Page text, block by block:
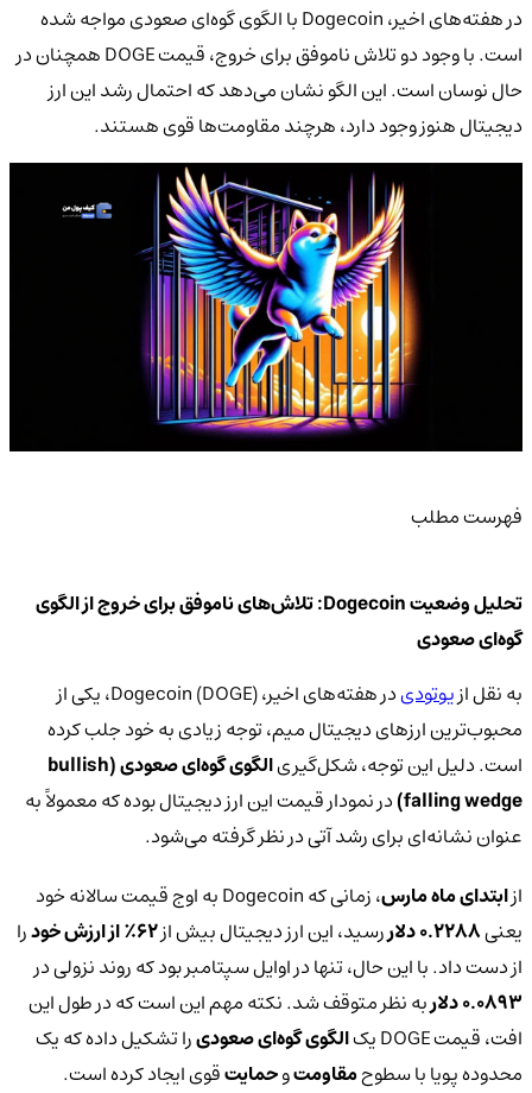
در هفته‌های اخیر، Dogecoin با الگوی گوه‌ای صعودی مواجه شده
است. با وجود دو تلاش ناموفق برای خروج، قیمت DOGE همچنان در
حال نوسان است. این الگو نشان می‌دهد که احتمال رشد این ارز
دیجیتال هنوز وجود دارد، هرچند مقاومت‌ها قوی هستند.
فهرست مطلب
تحلیل وضعیت Dogecoin: تلاش‌های ناموفق برای خروج از الگوی
گوه‌ای صعودی
به نقل ازیوتودی
در هفته‌های اخیر، Dogecoin (DOGE)، یکی از
محبوب‌ترین ارزهای دیجیتال میم، توجه زیادی به خود جلب کرده
است. دلیل این توجه، شکل‌گیری
الگوی گوه‌ای صعودی (bullish
falling wedge) در نمودار قیمت این ارز دیجیتال بوده که معمولاً به
عنوان نشانه‌ای برای رشد آتی در نظر گرفته می‌شود.
ازابتدای ماه مارس
، زمانی که Dogecoin به اوج قیمت سالانه خود
یعنی0.2288 دلار رسید، این ارز دیجیتال بیش از62٪ از ارزش خود
را
از دست داد. با این حال، تنها در اوایل سپتامبر بود که روند نزولی در
0.0893 دلار
به نظر متوقف شد. نکته مهم این است که در طول این
افت، قیمت DOGE یک
الگوی گوه‌ای صعودیرا تشکیل داده که یک
محدوده پویا با سطوحمقاومتوحمایتقوی ایجاد کرده است.